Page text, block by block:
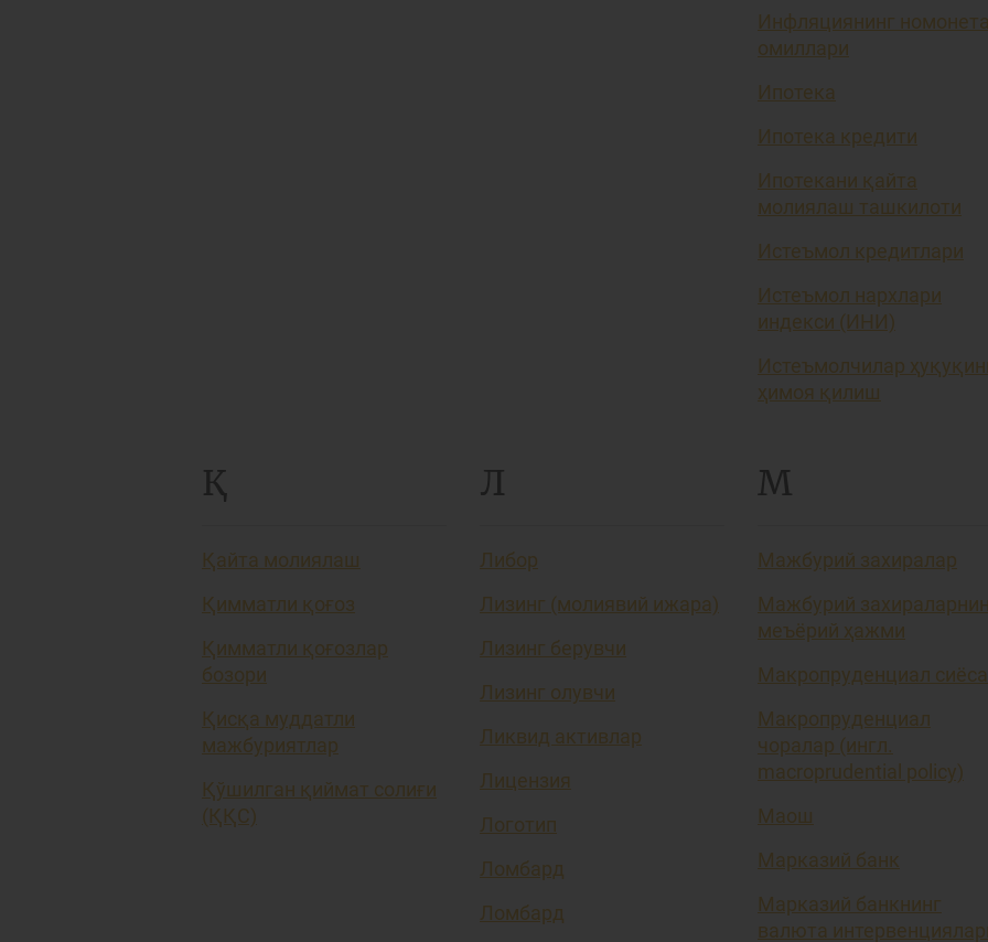
Инфляциянинг
омиллари
Ипотека
Ипотека кредити
Ипотекани қайта
молиялаш ташкилоти
Истеъмол кредитлари
Истеъмол нархлари
индекси (ИНИ)
Истеъмолчилар
ҳимоя қилиш
Қ
Қайта молиялаш
Қимматли қоғоз
Қимматли қоғозлар
бозори
Қисқа муддатли
мажбуриятлар
Қўшилган қиймат солиғи
(ҚҚС)
Л
Либор
Лизинг (молиявий ижара)
Лизинг берувчи
Лизинг олувчи
Ликвид активлар
Лицензия
Логотип
Ломбард
Ломбард
М
Мажбурий захиралар
Мажбурий
меъёрий ҳажми
Макропруденциал
Макропруденциал
чоралар (ингл.
macroprudential policy)
Маош
Марказий банк
Марказий банкнинг
валюта